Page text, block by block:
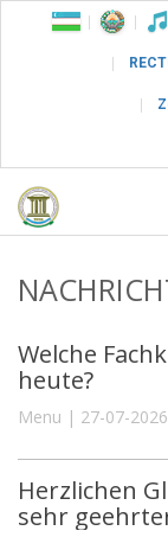
Welche
heute?
Menu | 27-07-
Herzlichen
sehr